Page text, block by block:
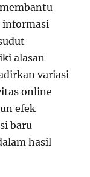
informasi
alasan
variasi
online
efek
baru
hasil